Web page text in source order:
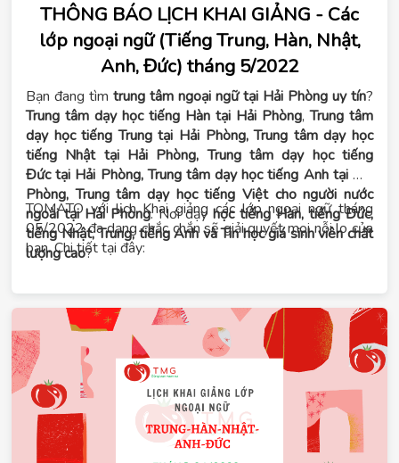
THÔNG BÁO LỊCH KHAI GIẢNG - Các
lớp ngoại ngữ (Tiếng Trung, Hàn, Nhật,
Anh, Đức) tháng 5/2022
Bạn đang tìm trung tâm ngoại ngữ tại Hải Phòng uy tín?
Trung tâm dạy học tiếng Hàn tại Hải Phòng,Trung tâm
dạy học tiếng Trung tại Hải Phòng, Trung tâm dạy học
tiếng Nhật tại Hải Phòng, Trung tâm dạy học tiếng
Đức tại Hải Phòng, Trung tâm dạy học tiếng Anh tại Hải
Phòng, Trung tâm dạy học tiếng Việt cho người nước
ngoài tại Hải Phòng. Nơi dạy học tiếng Hàn, tiếng Đức,
tiếng Nhật, Trung, tiếng Anh và Tin học giá sinh viên chất
lượng cao?
TOMATO với lịch Khai giảng các lớp ngoại ngữ tháng
05/2022 đa dạng chắc chắn sẽ giải quyết mọi nỗi lo của
bạn. Chi tiết tại đây: